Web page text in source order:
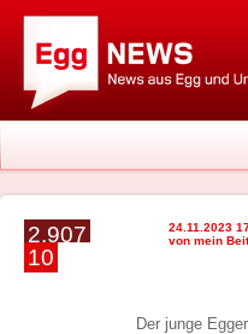
2.907
10
24.11.2023
von mein
Der junge